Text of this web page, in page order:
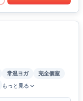
常温ヨガ
完全個室
もっと見る